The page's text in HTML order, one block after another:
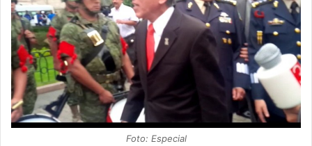
Foto: Especial